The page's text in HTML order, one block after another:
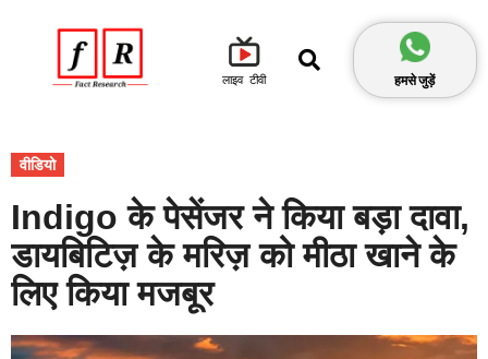
लाइव टीवी हमसे जुड़ें
वीडियो
Indigo के पेसेंजर ने किया बड़ा दावा,
डायबिटिज़ के मरिज़ को मीठा खाने के
लिए किया मजबूर